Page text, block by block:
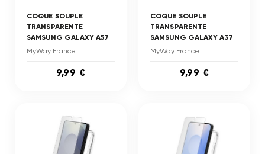
COQUE SOUPLE
TRANSPARENTE
SAMSUNG GALAXY A57
MyWay France
9,99 €
COQUE SOUPLE
TRANSPARENTE
SAMSUNG GALAXY A37
MyWay France
9,99 €